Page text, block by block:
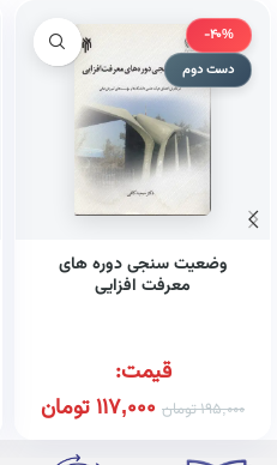
-40%
دست دوم
وضعیت سنجی دوره های
معرفت افزایی
قیمت:
195,000تومان 117,000تومان